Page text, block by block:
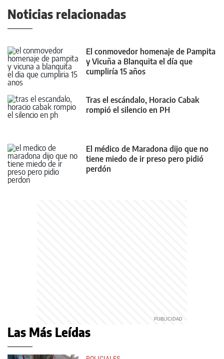
Noticias relacionadas
El conmovedor homenaje de Pampita
y Vicuña a Blanquita el día que
cumpliría 15 años
Tras el escándalo, Horacio Cabak
rompió el silencio en PH
El médico de Maradona dijo que no
tiene miedo de ir preso pero pidió
perdón
Las Más Leídas